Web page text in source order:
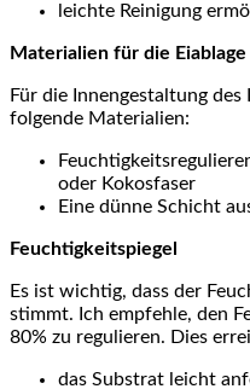
leichte ⁣Reinigung
Materialien für ⁣die Eiablage
Für die Innengestaltung
folgende Materialien:
oder Kokosfaser
Eine dünne Schicht
Feuchtigkeitspiegel
Es ist wichtig,‍ dass der
stimmt. Ich empfehle, den⁣
80% zu regulieren. Dies
das Substrat leicht